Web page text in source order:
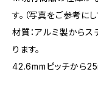
す。（写真をご参考にし
材質：アルミ製から
ります。
42.6mmピッチから